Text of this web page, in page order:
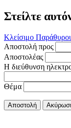
Στείλτε
Κλείσιμο
Αποστολή προς
Αποστολέας
Η διεύθυνση
Θέμα
Αποστολή